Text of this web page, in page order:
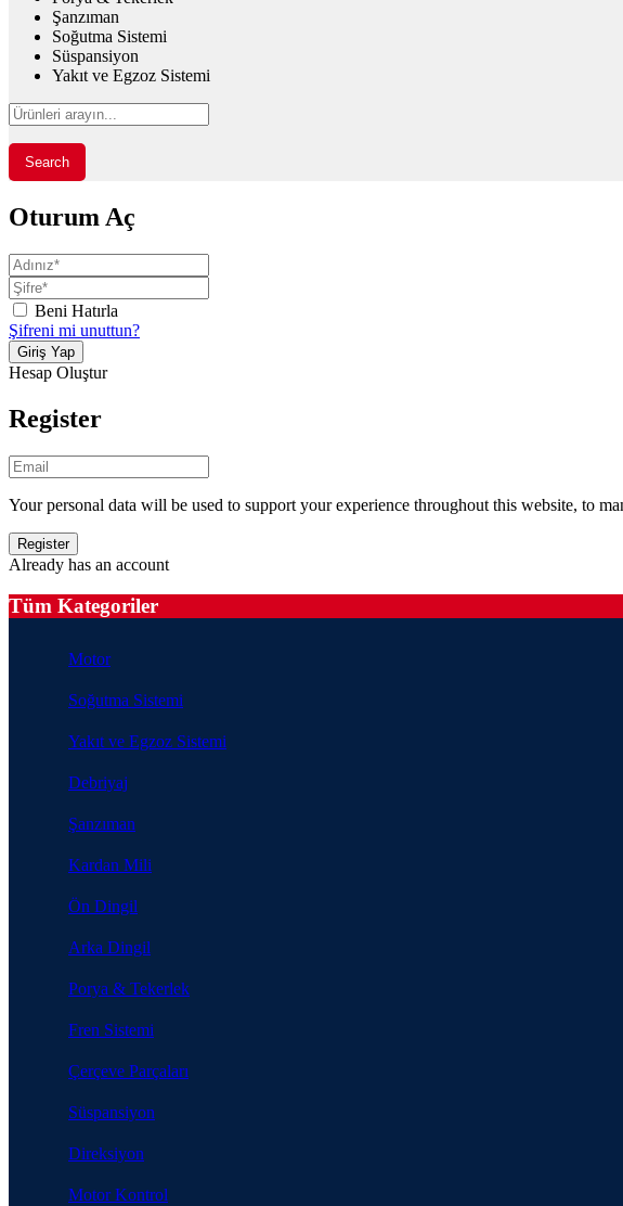
Şanzıman
Soğutma Sistemi
Süspansiyon
Yakıt ve Egzoz Sistemi
Search
Oturum Aç
Beni Hatırla
Şifreni mi unuttun?
Hesap Oluştur
Register
Your personal data will be used to support your experience throughout this website, to
Already has an account
Tüm Kategoriler
Motor
Soğutma Sistemi
Yakıt ve Egzoz Sistemi
Debriyaj
Şanzıman
Kardan Mili
Ön Dingil
Arka Dingil
Porya & Tekerlek
Fren Sistemi
Çerçeve Parçaları
Süspansiyon
Direksiyon
Motor Kontrol